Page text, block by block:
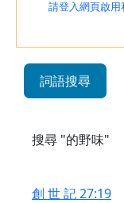
請登入網頁啟用
詞語搜尋
搜尋 "的野味"
創 世 記 27:19